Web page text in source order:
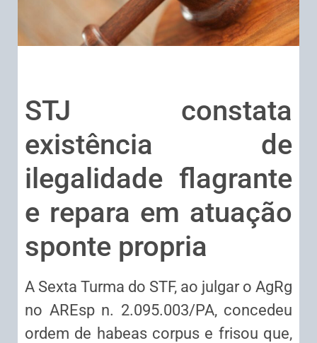
STJ constata
existência de
ilegalidade flagrante
e repara em atuação
sponte propria
A Sexta Turma do STF, ao julgar o AgRg
no AREsp n. 2.095.003/PA, concedeu
ordem de habeas corpus e frisou que,